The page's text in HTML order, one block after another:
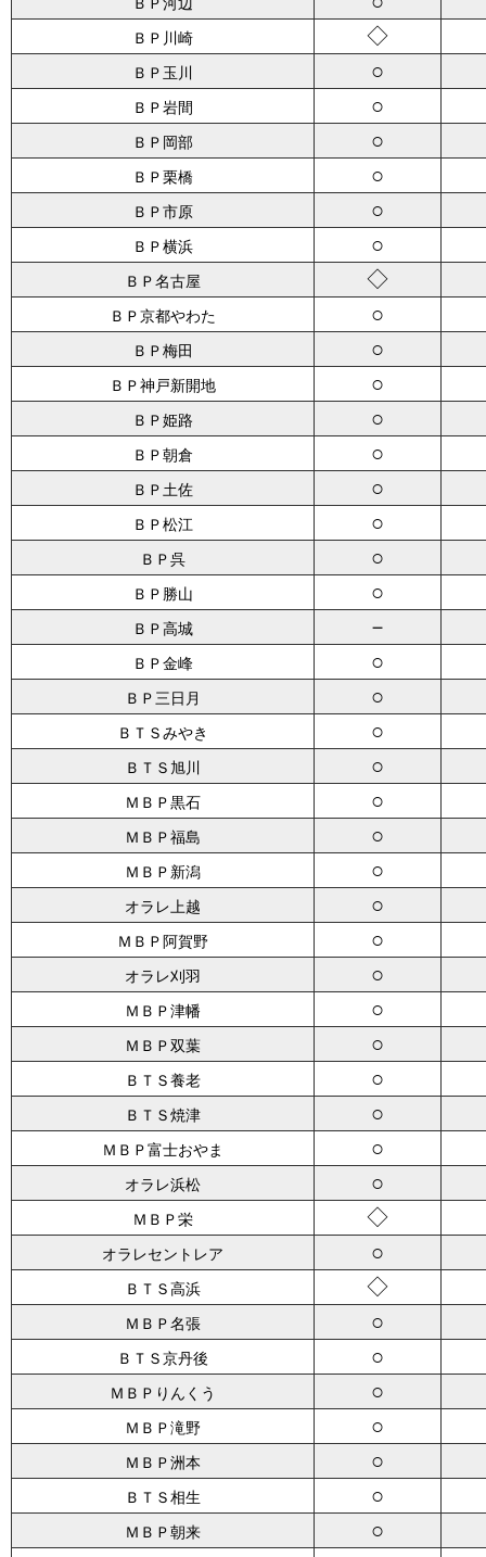
ＢＰ川崎 ◇
ＢＰ玉川 ○
ＢＰ岩間 ○
ＢＰ岡部 ○
ＢＰ栗橋 ○
ＢＰ市原 ○
ＢＰ横浜 ○
ＢＰ名古屋 ◇
ＢＰ京都やわた ○
ＢＰ梅田 ○
ＢＰ神戸新開地 ○
ＢＰ姫路 ○
ＢＰ朝倉 ○
ＢＰ土佐 ○
ＢＰ松江 ○
ＢＰ呉 ○
ＢＰ勝山 ○
ＢＰ高城 －
ＢＰ金峰 ○
ＢＰ三日月 ○
ＢＴＳみやき ○
ＢＴＳ旭川 ○
ＭＢＰ黒石 ○
ＭＢＰ福島 ○
ＭＢＰ新潟 ○
オラレ上越 ○
ＭＢＰ阿賀野 ○
オラレ刈羽 ○
ＭＢＰ津幡 ○
ＭＢＰ双葉 ○
ＢＴＳ養老 ○
ＢＴＳ焼津 ○
ＭＢＰ富士おやま ○
オラレ浜松 ○
ＭＢＰ栄 ◇
オラレセントレア ○
ＢＴＳ高浜 ◇
ＭＢＰ名張 ○
ＢＴＳ京丹後 ○
ＭＢＰりんくう ○
ＭＢＰ滝野 ○
ＭＢＰ洲本 ○
ＢＴＳ相生 ○
ＭＢＰ朝来
○